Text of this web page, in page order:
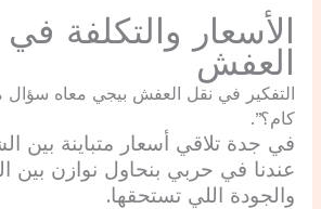
الأسعار والتكلفة
العفش
التفكير في نقل العفش بيجي معاه
كام؟”.
في جدة تلاقي أسعار متباينة بين
عندنا في حربي بنحاول نوازن بين
والجودة اللي تستحقها.